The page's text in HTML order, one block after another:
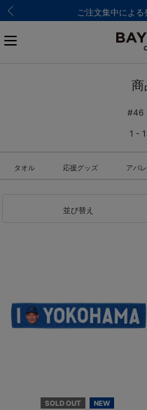
ご注文集中によ
商
#46
1 -
タオル 応援グッズ アパ
並び替え
SOLD OUT NEW